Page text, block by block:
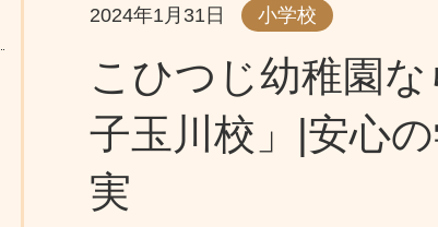
2024年1月31日 小学校
こひつじ幼稚園
子玉川校」|安心
実